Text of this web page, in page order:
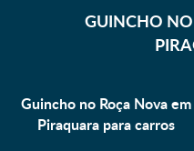
GUINCHO
Guincho no Roça Nova em
Piraquara paracarros